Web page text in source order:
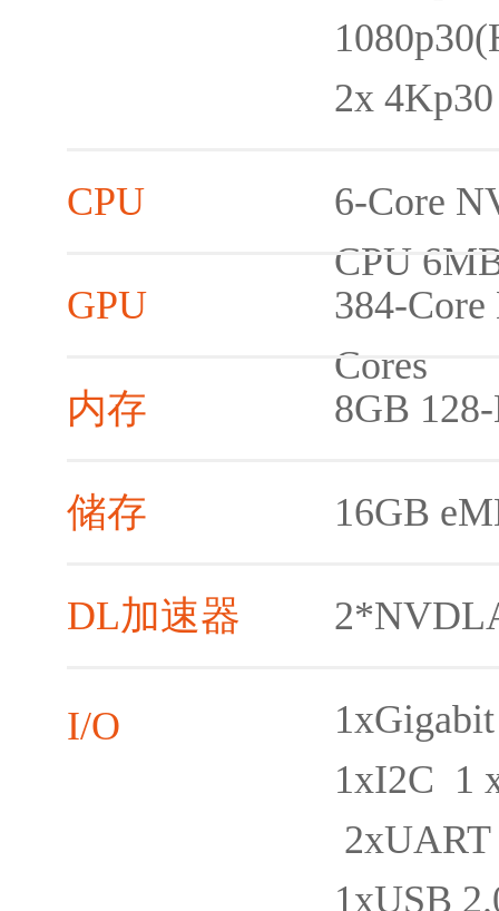
2x
CPU
6-Core
CPU
GPU
384-
Cores
内存
8GB
储存 16GB
DL加速器
I/O
1xI2C 1
1xUSB